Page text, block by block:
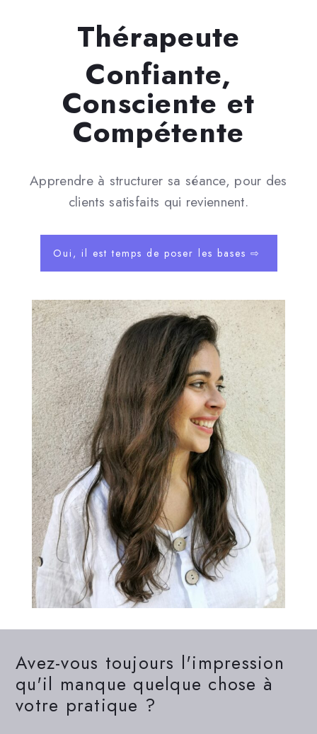
Thérapeute
Confiante,
Consciente et
Compétente
Apprendre à structurer sa séance, pour des
clients satisfaits qui reviennent.
Oui, il est temps de poser les bases ⇨
Avez-vous toujours l'impression
qu'il manque quelque chose à
votre pratique ?